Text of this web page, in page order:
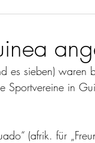
es sieben) waren
Sportvereine in
(afrik. für